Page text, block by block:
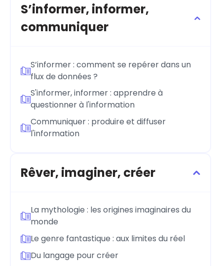
S’informer, informer,
communiquer
S’informer : comment se repérer dans un
flux de données ?
S'informer, informer : apprendre à
questionner à l'information
Communiquer : produire et diffuser
l'information
Rêver, imaginer, créer
La mythologie : les origines imaginaires du
monde
Le genre fantastique : aux limites du réel
Du langage pour créer